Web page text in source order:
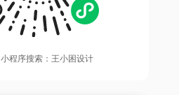
小程序搜索：王小困设计